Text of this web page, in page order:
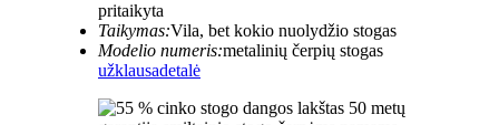
pritaikyta
Taikymas:Vila, bet kokio nuolydžio stogas
Modelio numeris:metalinių čerpių stogas
užklausadetalė